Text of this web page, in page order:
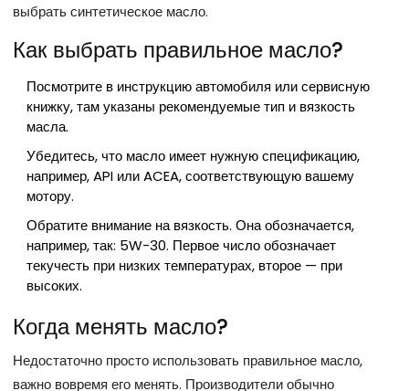
выбрать синтетическое масло.
Как выбрать правильное масло?
Посмотрите в инструкцию автомобиля или сервисную
книжку, там указаны рекомендуемые тип и вязкость
масла.
Убедитесь, что масло имеет нужную спецификацию,
например, API или ACEA, соответствующую вашему
мотору.
Обратите внимание на вязкость. Она обозначается,
например, так: 5W-30. Первое число обозначает
текучесть при низких температурах, второе — при
высоких.
Когда менять масло?
Недостаточно просто использовать правильное масло,
важно вовремя его менять. Производители обычно